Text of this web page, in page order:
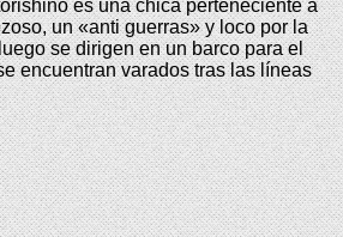
es una chica perteneciente a
un «anti guerras» y loco por la
se dirigen en un barco para el
encuentran varados tras las líneas